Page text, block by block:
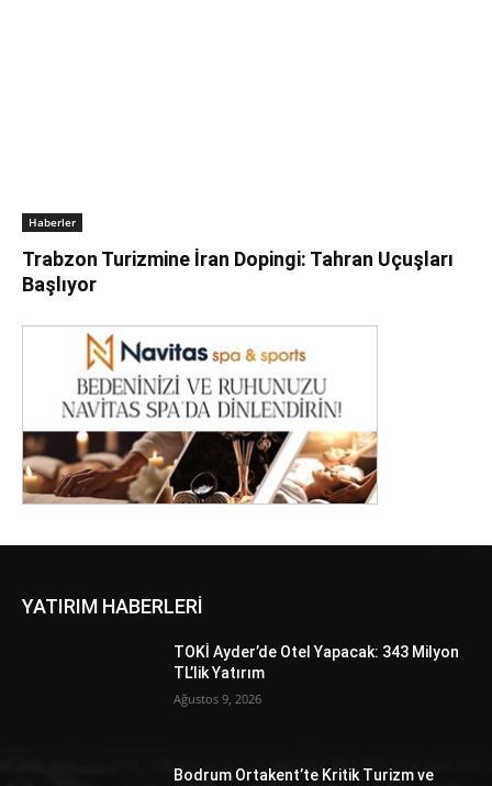
Haberler
Trabzon Turizmine İran Dopingi: Tahran Uçuşları
Başlıyor
YATIRIM HABERLERİ
TOKİ Ayder’de Otel Yapacak: 343 Milyon
TL’lik Yatırım
Ağustos 9, 2026
Bodrum Ortakent’te Kritik Turizm ve